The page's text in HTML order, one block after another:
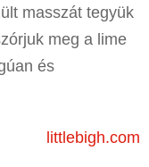
masszát tegyük
meg a lime
és
littlebigh.com